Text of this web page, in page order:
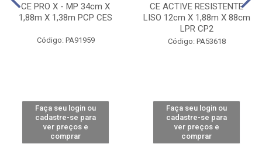
CE PRO X - MP 34cm X
1,88m X 1,38m PCP CES
Código: PA91959
Faça seu login ou
cadastre-se para
ver preços e
comprar
CE ACTIVE RESISTENTE
LISO 12cm X 1,88m X 88cm
LPR CP2
Código: PA53618
Faça seu login ou
cadastre-se para
ver preços e
comprar